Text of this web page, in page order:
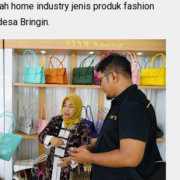
home industry jenis produk fashion
Bringin.